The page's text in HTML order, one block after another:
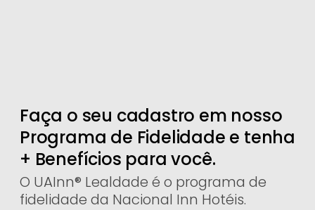
Faça o seu cadastro em nosso
Programa de Fidelidade e tenha
+ Benefícios para você.
O UAInn® Lealdade é o programa de
fidelidade da Nacional Inn Hotéis.